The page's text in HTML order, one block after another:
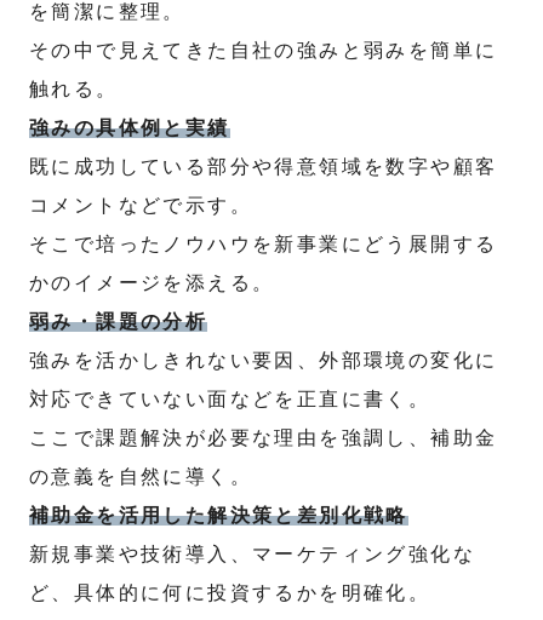
を簡潔に整理。
その中で見えてきた自社の強みと弱みを簡単に
触れる。
強みの具体例と実績
既に成功している部分や得意領域を数字や顧客
コメントなどで示す。
そこで培ったノウハウを新事業にどう展開する
かのイメージを添える。
弱み・課題の分析
強みを活かしきれない要因、外部環境の変化に
対応できていない面などを正直に書く。
ここで課題解決が必要な理由を強調し、補助金
の意義を自然に導く。
補助金を活用した解決策と差別化戦略
新規事業や技術導入、マーケティング強化な
ど、具体的に何に投資するかを明確化。